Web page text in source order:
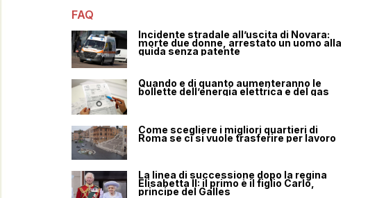
FAQ
Incidente stradale all’uscita di Novara:
morte due donne, arrestato un uomo alla
guida senza patente
Quando e di quanto aumenteranno le
bollette dell’energia elettrica e del gas
Come scegliere i migliori quartieri di
Roma se ci si vuole trasferire per lavoro
La linea di successione dopo la regina
Elisabetta II: il primo è il figlio Carlo,
principe del Galles